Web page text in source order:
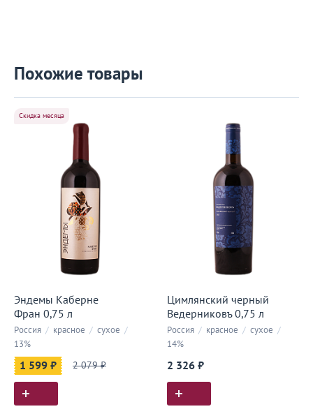
Похожие товары
Скидка месяца
Эндемы Каберне
Фран 0,75 л
Россия / красное / сухое /
13%
1 599 ₽ 2 079 ₽
Цимлянский черный
Ведерниковъ 0,75 л
Россия / красное / сухое /
14%
2 326 ₽